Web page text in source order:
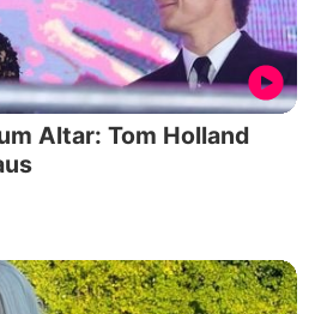
Altar: Tom Holland